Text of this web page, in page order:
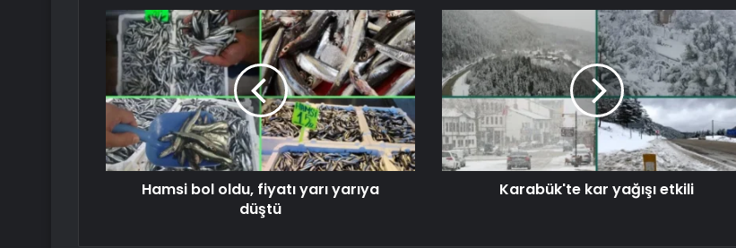
Hamsi bol oldu, fiyatı yarı yarıya
düştü
Karabük'te kar yağışı etkili